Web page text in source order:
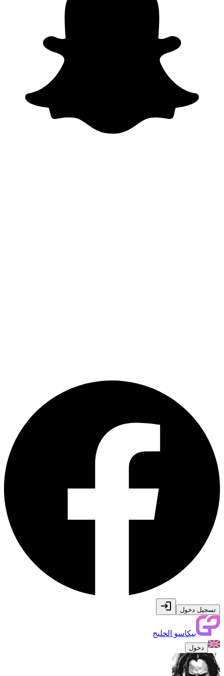
تسجيل دخول
بيكاسو الخليج
دخول